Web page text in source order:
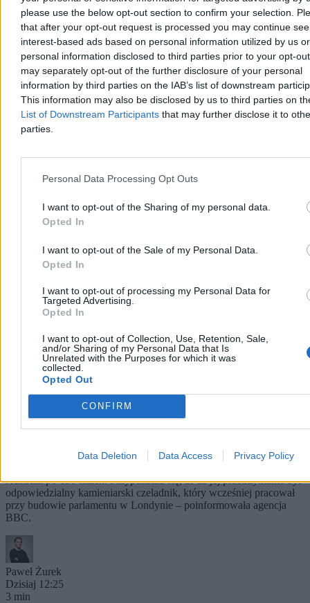
please use the below opt-out section to confirm your selection.
that after your opt-out request is processed you may continue
interest-based ads based on personal information utilized by us or
personal information disclosed to third parties prior to your opt-
may separately opt-out of the further disclosure of your personal
information by third parties on the IAB’s list of downstream
This information may also be disclosed by us to third parties on
List of Downstream Participants that may further disclose it to
parties.
Personal Data Processing Opt Outs
I want to opt-out of the Sharing of my personal data.
Opted In
I want to opt-out of the Sale of my Personal Data.
Opted In
I want to opt-out of processing my Personal Data for
Targeted Advertising.
Opted In
I want to opt-out of Collection, Use, Retention, Sale,
and/or Sharing of my Personal Data that Is
Unrelated with the Purposes for which it was
collected.
Opted Out
CONFIRM
Data Deletion Data Access Privacy Policy
Reklama
Reklama
Świat
Książka zwrócona do biblioteki po 150 lat. „Była
Australii po 150 latach. Przypuszcza się, że za jej przetrzymanie był
odpowiedzialny kamieniarski czeladnik, który wcześniej pracował
przy budowie parlamentu w Londynie – poinformowała agencja
BBC.
Paweł Żurek
Dzisiaj 12:25
3 min